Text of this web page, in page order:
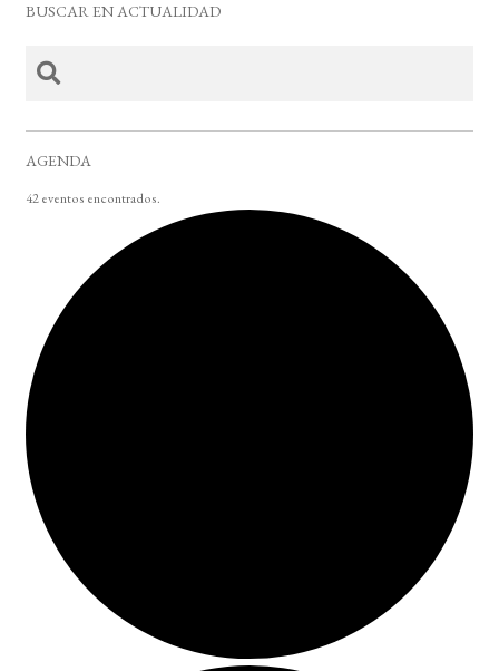
BUSCAR EN ACTUALIDAD
AGENDA
42 eventos encontrados.